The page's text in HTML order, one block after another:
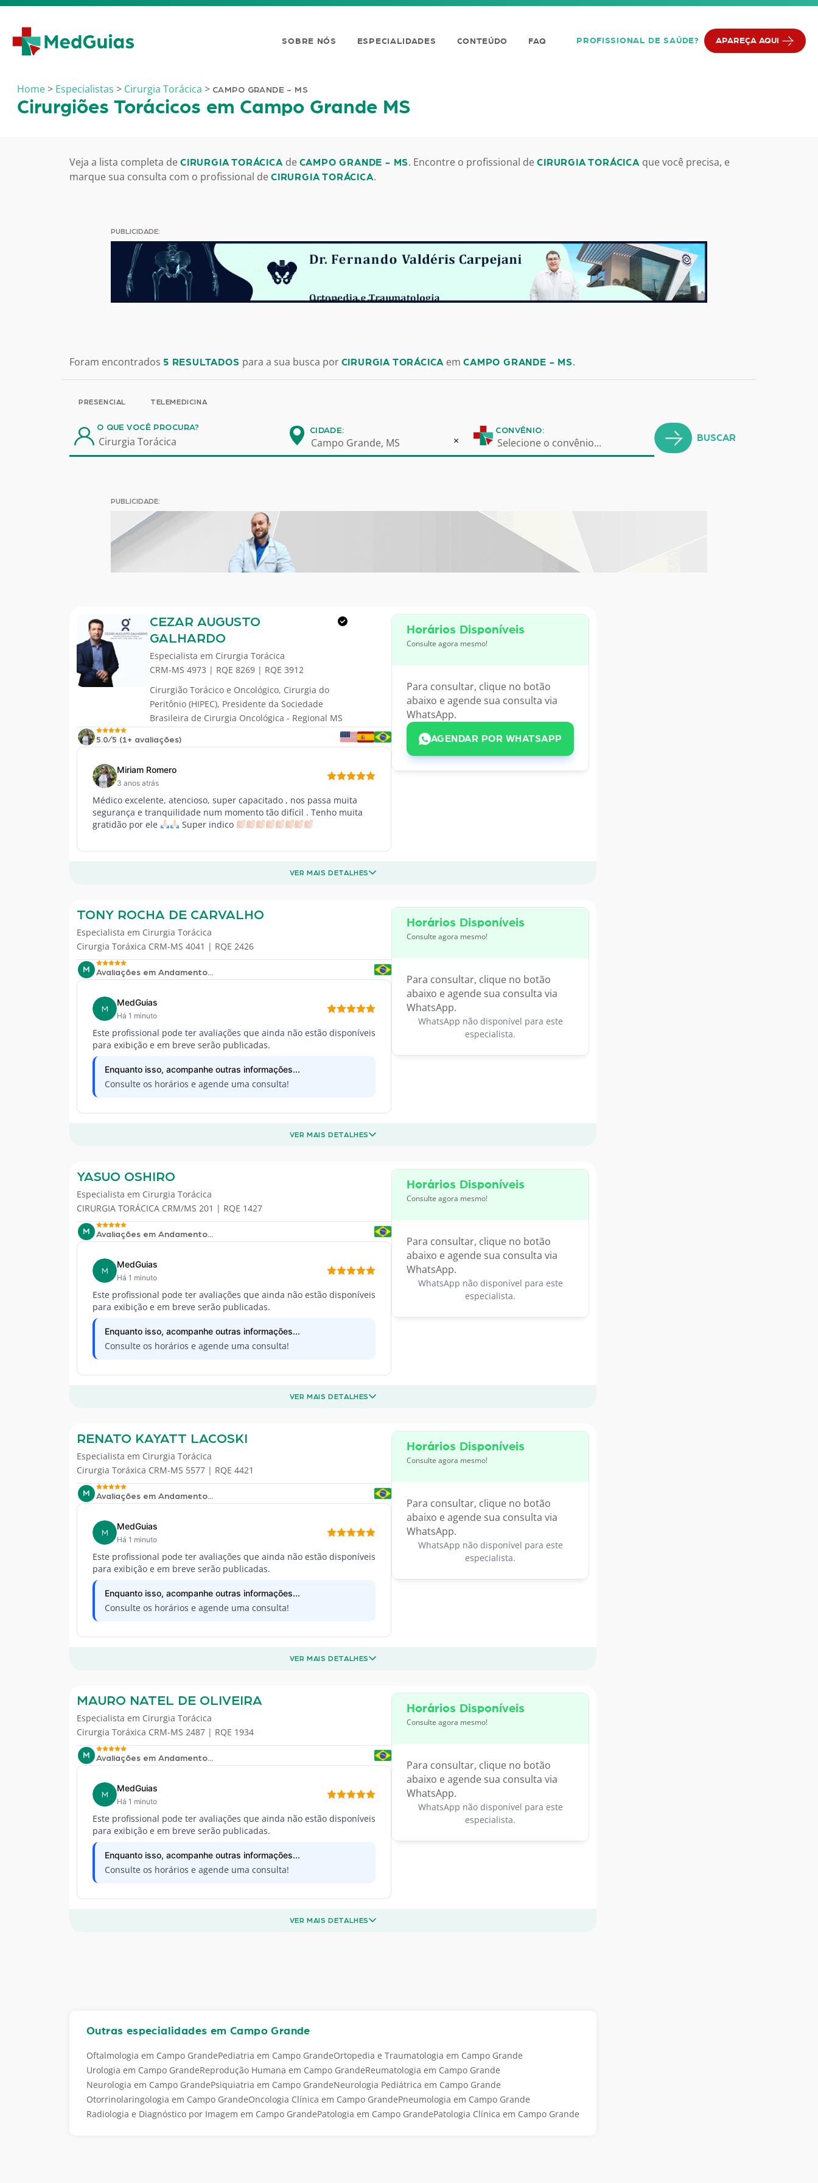
Ir para o conteúdo
SOBRE NÓS ESPECIALIDADES CONTEÚDO FAQ PROFISSIONAL DE SAÚDE? APAREÇA AQUI
Home> Especialistas > Cirurgia Torácica > CAMPO GRANDE - MS
Cirurgiões Torácicos em Campo Grande MS
Veja a lista completa de CIRURGIA TORÁCICAde CAMPO GRANDE - MS. Encontre o profissional deCIRURGIA TORÁCICAque você precisa, e
marque sua consulta com o profissional de CIRURGIA TORÁCICA.
PUBLICIDADE:
Foram encontrados 5 RESULTADOS para a sua busca por CIRURGIA TORÁCICA emCAMPO GRANDE - MS.
PRESENCIAL TELEMEDICINA
O QUE VOCÊ PROCURA? CIDADE:
×
Campo Grande, MS
CONVÊNIO:
Selecione o convênio... BUSCAR
PUBLICIDADE:
CEZAR AUGUSTO
GALHARDO
Especialista em Cirurgia Torácica
CRM-MS 4973 | RQE 8269 | RQE 3912
Cirurgião Torácico e Oncológico, Cirurgia do
Peritônio (HIPEC), Presidente da Sociedade
Brasileira de Cirurgia Oncológica - Regional MS
5.0/5 (1+ avaliações)
Miriam Romero
3 anos atrás
Médico excelente, atencioso, super capacitado , nos passa muita
segurança e tranquilidade num momento tão difícil . Tenho muita
gratidão por ele
Super indico
Horários Disponíveis
Consulte agora mesmo!
Para consultar, clique no botão
abaixo e agende sua consulta via
WhatsApp.
AGENDAR POR WHATSAPP
VER MAIS DETALHES
TONY ROCHA DE CARVALHO
Especialista em Cirurgia Torácica
Cirurgia Toráxica CRM-MS 4041 | RQE 2426
M Avaliações em Andamento...
M
MedGuias
Há 1 minuto
Este profissional pode ter avaliações que ainda não estão disponíveis
para exibição e em breve serão publicadas.
Enquanto isso, acompanhe outras informações...
Consulte os horários e agende uma consulta!
Horários Disponíveis
Consulte agora mesmo!
Para consultar, clique no botão
abaixo e agende sua consulta via
WhatsApp.
WhatsApp não disponível para este
especialista.
VER MAIS DETALHES
YASUO OSHIRO
Especialista em Cirurgia Torácica
CIRURGIA TORÁCICA CRM/MS 201 | RQE 1427
M Avaliações em Andamento...
M
MedGuias
Há 1 minuto
Este profissional pode ter avaliações que ainda não estão disponíveis
para exibição e em breve serão publicadas.
Enquanto isso, acompanhe outras informações...
Consulte os horários e agende uma consulta!
Horários Disponíveis
Consulte agora mesmo!
Para consultar, clique no botão
abaixo e agende sua consulta via
WhatsApp.
WhatsApp não disponível para este
especialista.
VER MAIS DETALHES
RENATO KAYATT LACOSKI
Especialista em Cirurgia Torácica
Cirurgia Toráxica CRM-MS 5577 | RQE 4421
M Avaliações em Andamento...
M
MedGuias
Há 1 minuto
Este profissional pode ter avaliações que ainda não estão disponíveis
para exibição e em breve serão publicadas.
Enquanto isso, acompanhe outras informações...
Consulte os horários e agende uma consulta!
Horários Disponíveis
Consulte agora mesmo!
Para consultar, clique no botão
abaixo e agende sua consulta via
WhatsApp.
WhatsApp não disponível para este
especialista.
VER MAIS DETALHES
MAURO NATEL DE OLIVEIRA
Especialista em Cirurgia Torácica
Cirurgia Toráxica CRM-MS 2487 | RQE 1934
M Avaliações em Andamento...
M
MedGuias
Há 1 minuto
Este profissional pode ter avaliações que ainda não estão disponíveis
para exibição e em breve serão publicadas.
Enquanto isso, acompanhe outras informações...
Consulte os horários e agende uma consulta!
Horários Disponíveis
Consulte agora mesmo!
Para consultar, clique no botão
abaixo e agende sua consulta via
WhatsApp.
WhatsApp não disponível para este
especialista.
VER MAIS DETALHES
Outras especialidades em Campo Grande
Oftalmologia em Campo GrandePediatria em Campo GrandeOrtopedia e Traumatologia em Campo Grande
Urologia em Campo GrandeReprodução Humana em Campo GrandeReumatologia em Campo Grande
Neurologia em Campo GrandePsiquiatria em Campo GrandeNeurologia Pediátrica em Campo Grande
Otorrinolaringologia em Campo GrandeOncologia Clínica em Campo GrandePneumologia em Campo Grande
Radiologia e Diagnóstico por Imagem em Campo GrandePatologia em Campo GrandePatologia Clínica em Campo Grande